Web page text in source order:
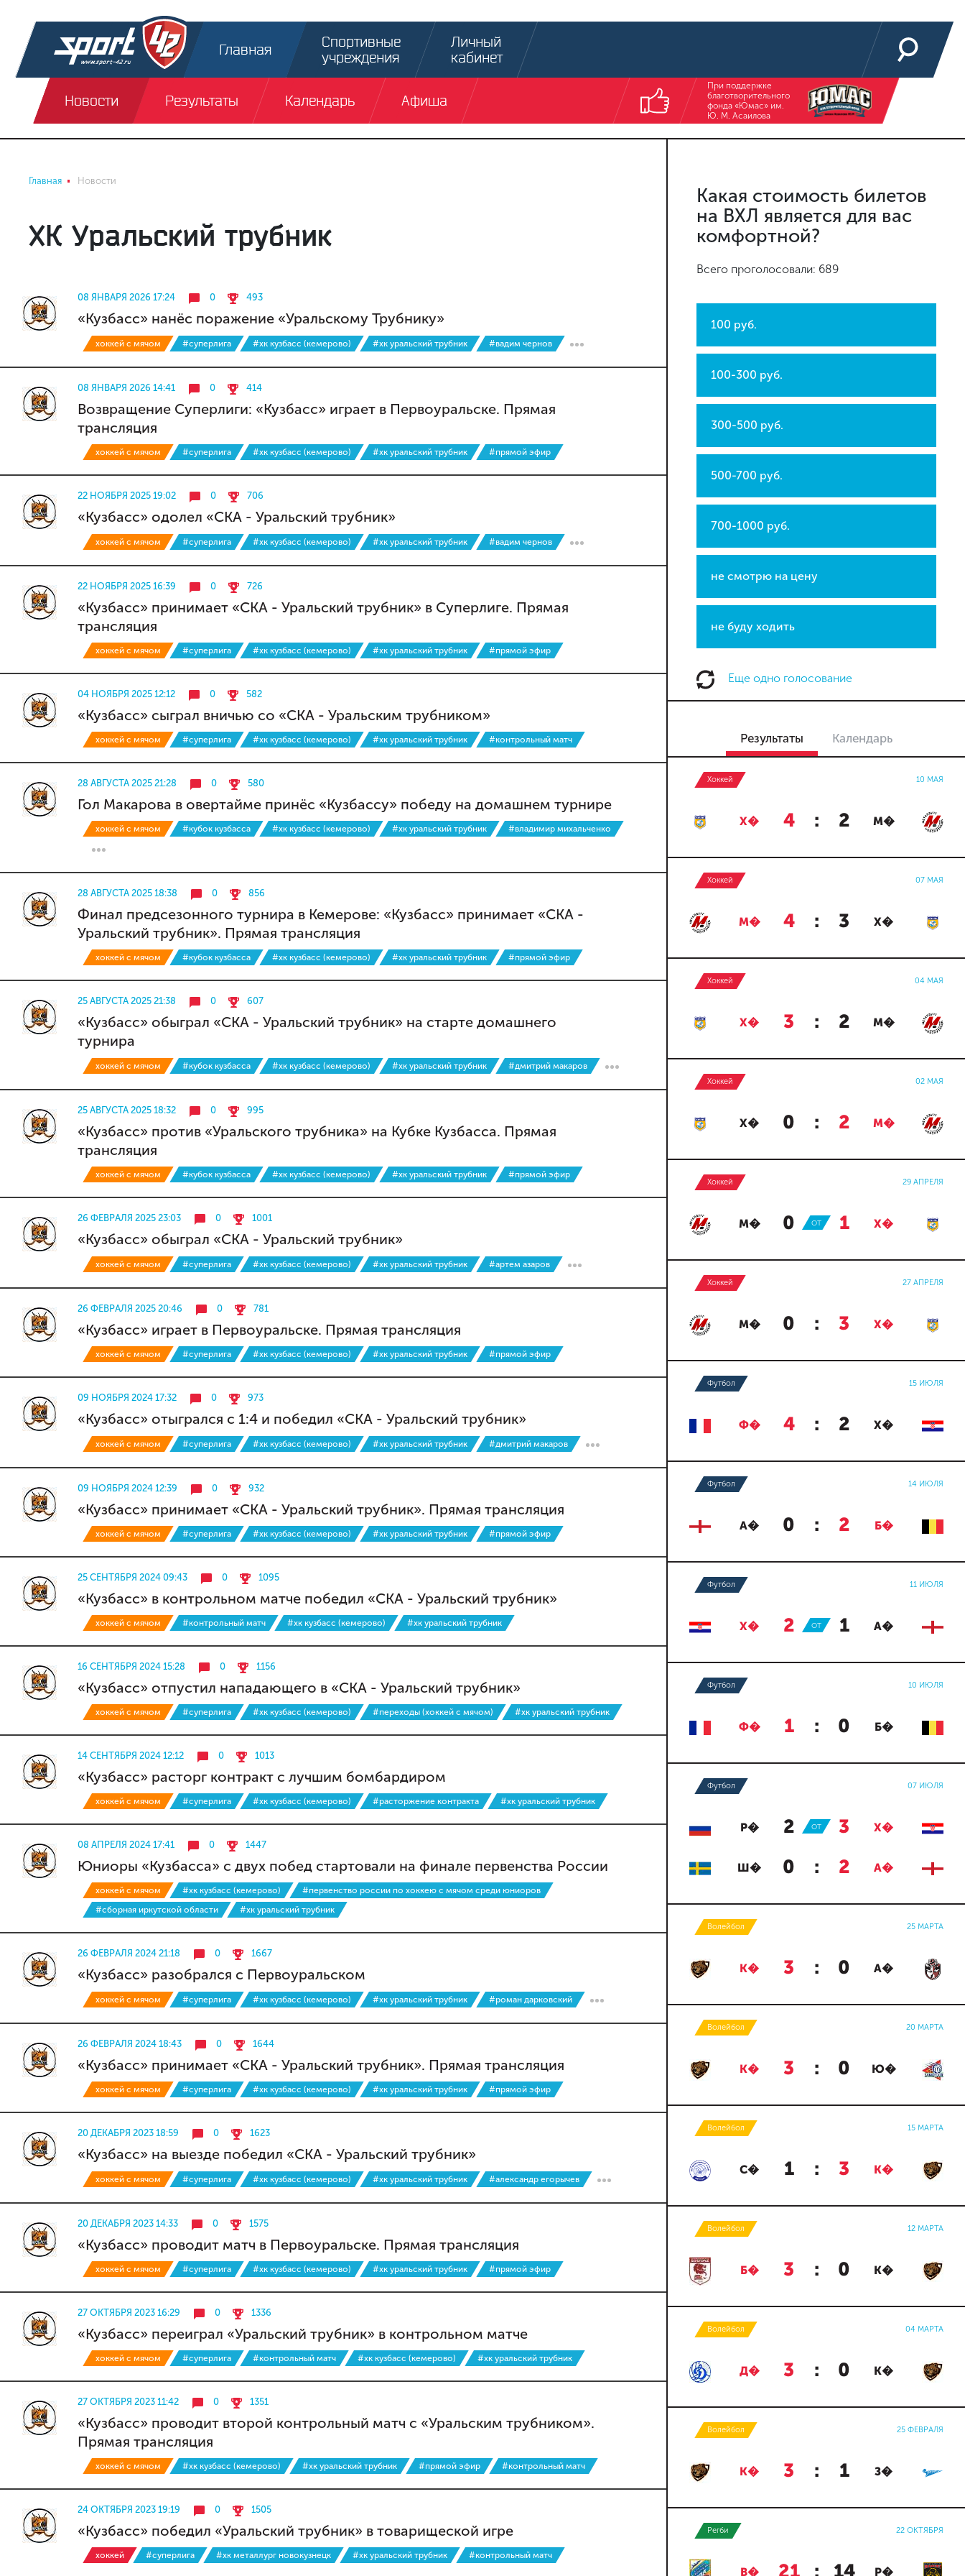
Главная
Спортивные
учреждения
Личный
кабинет
Новости Результаты Календарь Афиша
При поддержке
благотворительного
фонда «Юмас» им.
Ю. М. Асаилова
Главная Новости
ХК Уральский трубник
08 ЯНВАРЯ 2026 17:24 0 493
«Кузбасс» нанёс поражение «Уральскому Трубнику»
хоккей с мячом #суперлига #хк кузбасс (кемерово) #хк уральский трубник #вадим чернов
08 ЯНВАРЯ 2026 14:41 0 414
Возвращение Суперлиги: «Кузбасс» играет в Первоуральске. Прямая
трансляция
хоккей с мячом #суперлига #хк кузбасс (кемерово) #хк уральский трубник #прямой эфир
22 НОЯБРЯ 2025 19:02 0 706
«Кузбасс» одолел «СКА - Уральский трубник»
хоккей с мячом #суперлига #хк кузбасс (кемерово) #хк уральский трубник #вадим чернов
22 НОЯБРЯ 2025 16:39 0 726
«Кузбасс» принимает «СКА - Уральский трубник» в Суперлиге. Прямая
трансляция
хоккей с мячом #суперлига #хк кузбасс (кемерово) #хк уральский трубник #прямой эфир
04 НОЯБРЯ 2025 12:12 0 582
«Кузбасс» сыграл вничью со «СКА - Уральским трубником»
хоккей с мячом #суперлига #хк кузбасс (кемерово) #хк уральский трубник #контрольный матч
28 АВГУСТА 2025 21:28 0 580
Гол Макарова в овертайме принёс «Кузбассу» победу на домашнем турнире
хоккей с мячом #кубок кузбасса #хк кузбасс (кемерово) #хк уральский трубник #владимир михальченко
28 АВГУСТА 2025 18:38 0 856
Финал предсезонного турнира в Кемерове: «Кузбасс» принимает «СКА -
Уральский трубник». Прямая трансляция
хоккей с мячом #кубок кузбасса #хк кузбасс (кемерово) #хк уральский трубник #прямой эфир
25 АВГУСТА 2025 21:38 0 607
«Кузбасс» обыграл «СКА - Уральский трубник» на старте домашнего
турнира
хоккей с мячом #кубок кузбасса #хк кузбасс (кемерово) #хк уральский трубник #дмитрий макаров
25 АВГУСТА 2025 18:32 0 995
«Кузбасс» против «Уральского трубника» на Кубке Кузбасса. Прямая
трансляция
хоккей с мячом #кубок кузбасса #хк кузбасс (кемерово) #хк уральский трубник #прямой эфир
26 ФЕВРАЛЯ 2025 23:03 0 1001
«Кузбасс» обыграл «СКА - Уральский трубник»
хоккей с мячом #суперлига #хк кузбасс (кемерово) #хк уральский трубник #артем азаров
26 ФЕВРАЛЯ 2025 20:46 0 781
«Кузбасс» играет в Первоуральске. Прямая трансляция
хоккей с мячом #суперлига #хк кузбасс (кемерово) #хк уральский трубник #прямой эфир
09 НОЯБРЯ 2024 17:32 0 973
«Кузбасс» отыгрался с 1:4 и победил «СКА - Уральский трубник»
хоккей с мячом #суперлига #хк кузбасс (кемерово) #хк уральский трубник #дмитрий макаров
09 НОЯБРЯ 2024 12:39 0 932
«Кузбасс» принимает «СКА - Уральский трубник». Прямая трансляция
хоккей с мячом #суперлига #хк кузбасс (кемерово) #хк уральский трубник #прямой эфир
25 СЕНТЯБРЯ 2024 09:43 0 1095
«Кузбасс» в контрольном матче победил «СКА - Уральский трубник»
хоккей с мячом #контрольный матч #хк кузбасс (кемерово) #хк уральский трубник
16 СЕНТЯБРЯ 2024 15:28 0 1156
«Кузбасс» отпустил нападающего в «СКА - Уральский трубник»
хоккей с мячом #суперлига #хк кузбасс (кемерово) #переходы (хоккей с мячом) #хк уральский трубник
14 СЕНТЯБРЯ 2024 12:12 0 1013
«Кузбасс» расторг контракт с лучшим бомбардиром
хоккей с мячом #суперлига #хк кузбасс (кемерово) #расторжение контракта #хк уральский трубник
08 АПРЕЛЯ 2024 17:41 0 1447
Юниоры «Кузбасса» с двух побед стартовали на финале первенства России
хоккей с мячом #хк кузбасс (кемерово)
#первенство россии по хоккею с мячом среди юниоров
#сборная иркутской области
#хк уральский трубник
26 ФЕВРАЛЯ 2024 21:18 0 1667
«Кузбасс» разобрался с Первоуральском
хоккей с мячом #суперлига #хк кузбасс (кемерово) #хк уральский трубник #роман дарковский
26 ФЕВРАЛЯ 2024 18:43 0 1644
«Кузбасс» принимает «СКА - Уральский трубник». Прямая трансляция
хоккей с мячом #суперлига #хк кузбасс (кемерово) #хк уральский трубник #прямой эфир
20 ДЕКАБРЯ 2023 18:59 0 1623
«Кузбасс» на выезде победил «СКА - Уральский трубник»
хоккей с мячом #суперлига #хк кузбасс (кемерово) #хк уральский трубник #александр егорычев
20 ДЕКАБРЯ 2023 14:33 0 1575
«Кузбасс» проводит матч в Первоуральске. Прямая трансляция
хоккей с мячом #суперлига #хк кузбасс (кемерово) #хк уральский трубник #прямой эфир
27 ОКТЯБРЯ 2023 16:29 0 1336
«Кузбасс» переиграл «Уральский трубник» в контрольном матче
хоккей с мячом #суперлига #контрольный матч #хк кузбасс (кемерово) #хк уральский трубник
27 ОКТЯБРЯ 2023 11:42 0 1351
«Кузбасс» проводит второй контрольный матч с «Уральским трубником».
Прямая трансляция
хоккей с мячом #хк кузбасс (кемерово) #хк уральский трубник #прямой эфир #контрольный матч
24 ОКТЯБРЯ 2023 19:19 0 1505
«Кузбасс» победил «Уральский трубник» в товарищеской игре
хоккей #суперлига #хк металлург новокузнецк #хк уральский трубник #контрольный матч
Какая стоимость билетов
на ВХЛ является для вас
комфортной?
Всего проголосовали: 689
100 руб.
100-300 руб.
300-500 руб.
500-700 руб.
700-1000 руб.
не смотрю на цену
не буду ходить
Еще одно голосование
Результаты Календарь
Хоккей 10 МАЯ
Х� 4 : 2 М�
Хоккей 07 МАЯ
М� 4 : 3 Х�
Хоккей 04 МАЯ
Х� 3 : 2 М�
Хоккей 02 МАЯ
Х� 0 : 2 М�
Хоккей 29 АПРЕЛЯ
М� 0 : 1 Х�
ОТ
Хоккей 27 АПРЕЛЯ
М� 0 : 3 Х�
Футбол 15 ИЮЛЯ
Ф� 4 : 2 Х�
Футбол 14 ИЮЛЯ
А� 0 : 2 Б�
Футбол 11 ИЮЛЯ
Х� 2 : 1 А�
ОТ
Футбол 10 ИЮЛЯ
Ф� 1 : 0 Б�
Футбол 07 ИЮЛЯ
Р� 2 : 3 Х�
ОТ
Ш� 0 : 2 А�
Волейбол 25 МАРТА
К� 3 : 0 А�
Волейбол 20 МАРТА
К� 3 : 0 Ю�
Волейбол 15 МАРТА
С� 1 : 3 К�
Волейбол 12 МАРТА
Б� 3 : 0 К�
Волейбол 04 МАРТА
Д� 3 : 0 К�
Волейбол 25 ФЕВРАЛЯ
К� 3 : 1 З�
Регби 22 ОКТЯБРЯ
В� 21 : 14 Р�